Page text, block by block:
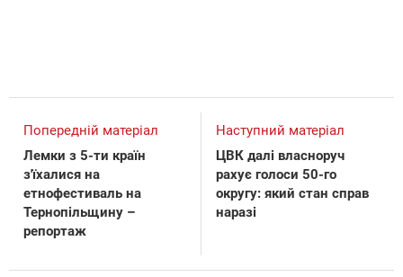
Попередній матеріал
Лемки з 5-ти країн
з'їхалися на
етнофестиваль на
Тернопільщину –
репортаж
Наступний матеріал
ЦВК далі власноруч
рахує голоси 50-го
округу: який стан справ
наразі